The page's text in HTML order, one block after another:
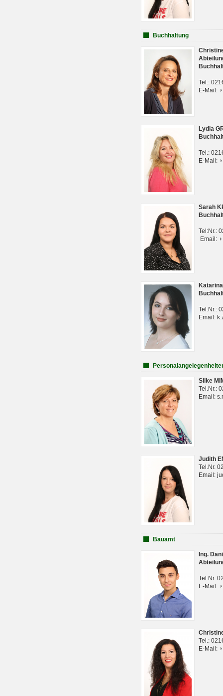
Buchhaltung
Tel.:
E-Mail:
Lydia
Tel.:
E-Mail:
Sarah
Tel:Nr.:
Email:
Tel.Nr.:
Email:
Silke
Tel.Nr.:
Email:
Judith
Tel.Nr.
Email:
Bauamt
Ing.
Tel.Nr.
E-Mail:
Tel.:
E-Mail: